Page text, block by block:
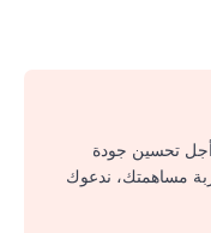
أجل تحسين جودة
مساهمتك، ندعوك